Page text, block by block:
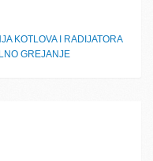
KOTLOVA I RADIJATORA
GREJANJE